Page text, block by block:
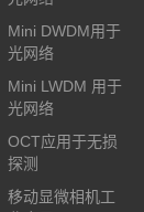
Mini DWDM用于
光网络
Mini LWDM 用于
光网络
OCT应用于无损
探测
移动显微相机工